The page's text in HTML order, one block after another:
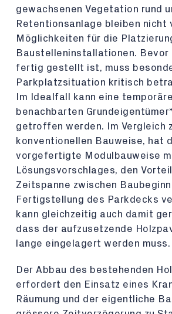
gewachsenen Vegetation rund
Retentionsanlage bleiben nicht
Möglichkeiten für die
Baustelleninstallationen. Bevor
fertig gestellt ist, muss
Parkplatzsituation kritisch
Im Idealfall kann eine
benachbarten
getroffen werden. Im Vergleich
konventionellen Bauweise, hat
vorgefertigte Modulbauweise
Lösungsvorschlages, den
Zeitspanne zwischen Baubeginn
Fertigstellung des Parkdecks
kann gleichzeitig auch damit
dass der aufzusetzende
lange eingelagert werden muss.
Der Abbau des bestehenden
erfordert den Einsatz eines
Räumung und der eigentliche